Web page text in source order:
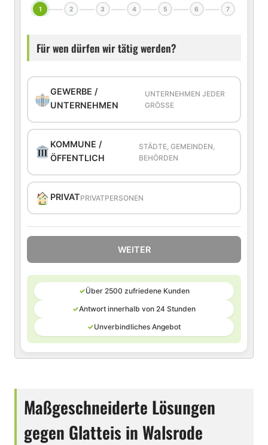
1 2 3 4 5 6 7
Für wen dürfen wir tätig werden?
GEWERBE /
UNTERNEHMEN
UNTERNEHMEN JEDER
GRÖSSE
KOMMUNE /
ÖFFENTLICH
STÄDTE, GEMEINDEN,
BEHÖRDEN
PRIVATPRIVATPERSONEN
WEITER
✓Über 2500 zufriedene Kunden
✓Antwort innerhalb von 24 Stunden
✓Unverbindliches Angebot
Maßgeschneiderte Lösungen
gegen Glatteis in Walsrode